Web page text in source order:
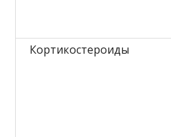
Кортикостероиды